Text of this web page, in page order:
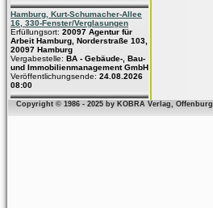
Hamburg, Kurt-Schumacher-Allee
16, 330-Fenster/Verglasungen
Erfüllungsort: 20097 Agentur für
Arbeit Hamburg, Norderstraße 103,
20097 Hamburg
Vergabestelle: BA - Gebäude-, Bau-
und Immobilienmanagement GmbH
Veröffentlichungsende: 24.08.2026
08:00
Copyright © 1986 - 2025 by KOBRA Verlag, Offenburg